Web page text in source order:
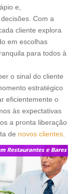
e,
Com a
cliente explora
em escolhas
para todos à
o sinal do cliente
estratégico
eficientemente o
às expectativas
a pronta liberação
de novos clientes